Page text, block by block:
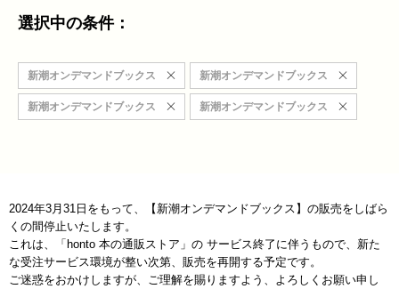
選択中の条件：
新潮オンデマンドブックス 新潮オンデマンドブックス
新潮オンデマンドブックス 新潮オンデマンドブックス
2024年3月31日をもって、【新潮オンデマンドブックス】の販売をしばら
くの間停止いたします。
これは、「honto 本の通販ストア」の サービス終了に伴うもので、新た
な受注サービス環境が整い次第、販売を再開する予定です。
ご迷惑をおかけしますが、ご理解を賜りますよう、よろしくお願い申し